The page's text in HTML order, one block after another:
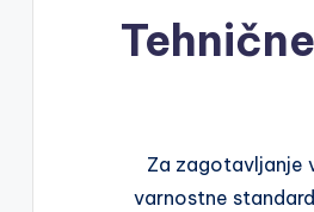
Za zagotavljanje
varnostne